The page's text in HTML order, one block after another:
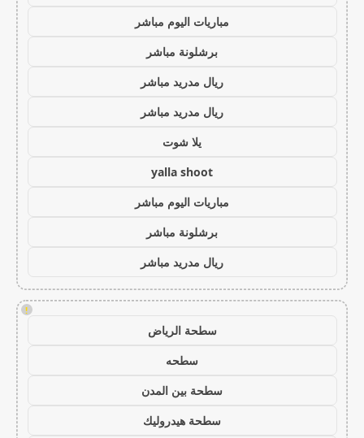
مباريات اليوم مباشر
برشلونة مباشر
ريال مدريد مباشر
ريال مدريد مباشر
يلا شوت
yalla shoot
مباريات اليوم مباشر
برشلونة مباشر
ريال مدريد مباشر
!
سطحة الرياض
سطحه
سطحة بين المدن
سطحة هيدروليك